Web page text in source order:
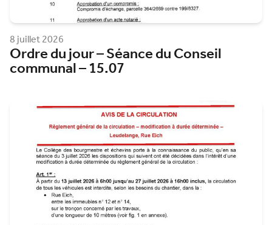
8 juillet 2026
Ordre du jour – Séance du Conseil
communal – 15.07